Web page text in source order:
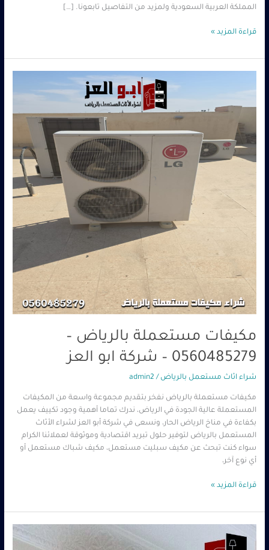
المملكة العربية السعودية ولمزيد من التفاصيل تابعونا. […]
قراءة المزيد »
مكيفات مستعملة بالرياض –
0560485279 – شركة ابو العز
شراء اثاث مستعمل بالرياض /
admin2
مكيفات مستعملة بالرياض نفخر بتقديم مجموعة واسعة من المكيفات
المستعملة عالية الجودة في الرياض، ندرك تماما أهمية وجود تكييف يعمل
بكفاءة في مناخ الرياض الحار، ونسعى في شركة أبو العز لشراء الأثاث
المستعمل بالرياض لتوفير حلول تبريد اقتصادية وموثوقة لعملائنا الكرام
سواء كنت تبحث عن مكيف سبليت مستعمل، مكيف شباك مستعمل أو
أي نوع آخر،
مستعملة
0560485279
–
ابو
قراءة المزيد »
مكيفات